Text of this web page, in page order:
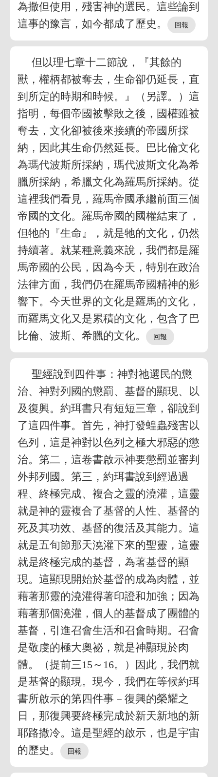
為撒但使用，殘害神的選民。這些論到
這事的豫言，如今都成了歷史。
但以理七章十二節說，『其餘的
獸，權柄都被奪去，生命卻仍延長，直
到所定的時期和時候。』（另譯。）這
指明，每個帝國被擊敗之後，國權雖被
奪去，文化卻被後來接續的帝國所採
納，因此其生命仍然延長。巴比倫文化
為瑪代波斯所採納，瑪代波斯文化為希
臘所採納，希臘文化為羅馬所採納。從
這裡我們看見，羅馬帝國承繼前面三個
帝國的文化。羅馬帝國的國權結束了，
但牠的『生命』，就是牠的文化，仍然
持續著。就某種意義來說，我們都是羅
馬帝國的公民，因為今天，特別在政治
法律方面，我們仍在羅馬帝國精神的影
響下。今天世界的文化是羅馬的文化，
而羅馬文化又是累積的文化，包含了巴
比倫、波斯、希臘的文化。
聖經說到四件事：神對祂選民的懲
治、神對列國的懲罰、基督的顯現、以
及復興。約珥書只有短短三章，卻說到
了這四件事。首先，神打發蝗蟲殘害以
色列，這是神對以色列之極大邪惡的懲
治。第二，這卷書啟示神要懲罰並審判
外邦列國。第三，約珥書說到經過過
程、終極完成、複合之靈的澆灌，這靈
就是神的靈複合了基督的人性、基督的
死及其功效、基督的復活及其能力。這
就是五旬節那天澆灌下來的聖靈，這靈
就是終極完成的基督，為著基督的顯
現。這顯現開始於基督的成為肉體，並
藉著那靈的澆灌得著印證和加強；因為
藉著那個澆灌，個人的基督成了團體的
基督，引進召會生活和召會時期。召會
是敬虔的極大奧祕，就是神顯現於肉
體。（提前三15～16。）因此，我們就
是基督的顯現。現今，我們在等候約珥
書所啟示的第四件事－復興的榮耀之
日，那復興要終極完成於新天新地的新
耶路撒冷。這是聖經的啟示，也是宇宙
的歷史。